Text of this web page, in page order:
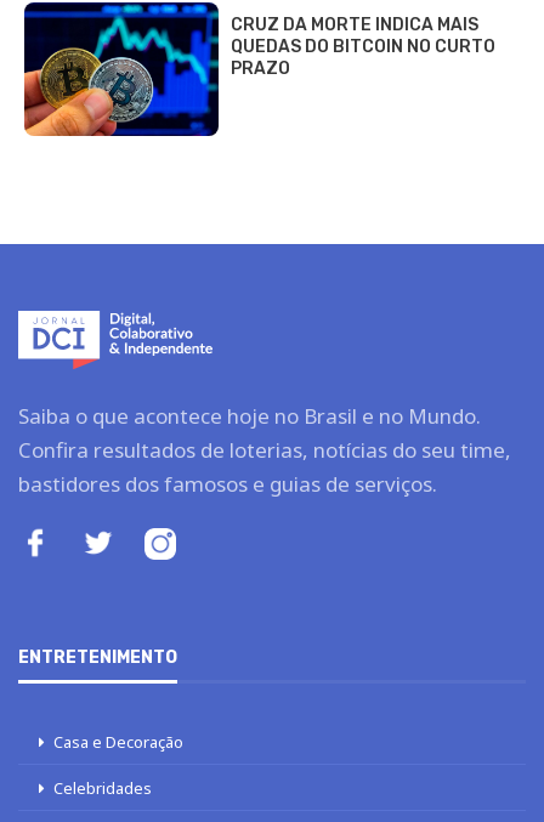
CRUZ DA MORTE INDICA MAIS
QUEDAS DO BITCOIN NO CURTO
PRAZO
Saiba o que acontece hoje no Brasil e no Mundo.
Confira resultados de loterias, notícias do seu time,
bastidores dos famosos e guias de serviços.
ENTRETENIMENTO
Casa e Decoração
Celebridades